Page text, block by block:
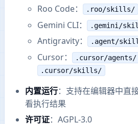
Roo Code： .roo/skills/
Gemini CLI： .gemini/
Antigravity： .agent/
Cursor： .cursor/agents/
.cursor/skills/
内置运行：支持在编辑器中直
看执行结果
许可证：AGPL-3.0